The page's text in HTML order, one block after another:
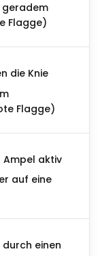
geradem
Flagge)
die Knie
Flagge)
Ampel aktiv
auf eine
durch einen